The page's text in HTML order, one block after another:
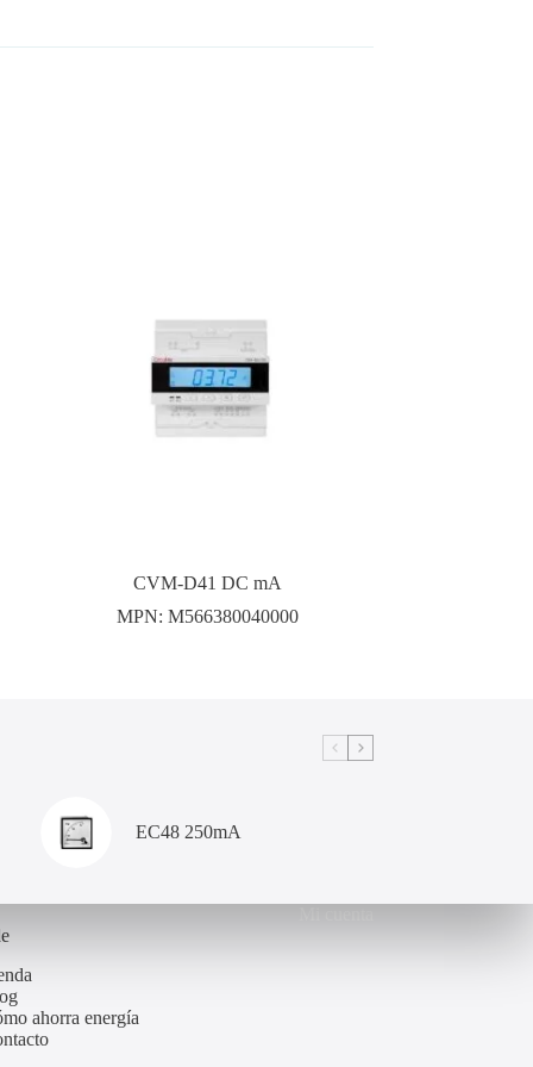
CVM-D41 DC mA
MPN:M566380040000
EC48 250mA
ahorra energía